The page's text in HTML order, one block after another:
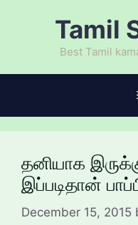
Tamil
Best Tamil
தனியாக
இப்படிதான்
December 15, 2015